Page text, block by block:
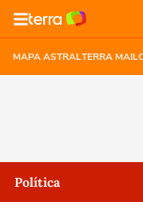
MAPA ASTRALTERRA MAIL
Política